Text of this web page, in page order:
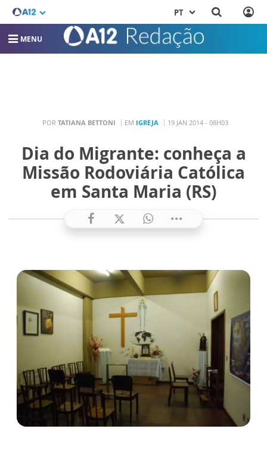
PT
MENU
POR TATIANA BETTONI EM IGREJA 19 JAN 2014 - 08H03
Dia do Migrante: conheça a
Missão Rodoviária Católica
em Santa Maria (RS)